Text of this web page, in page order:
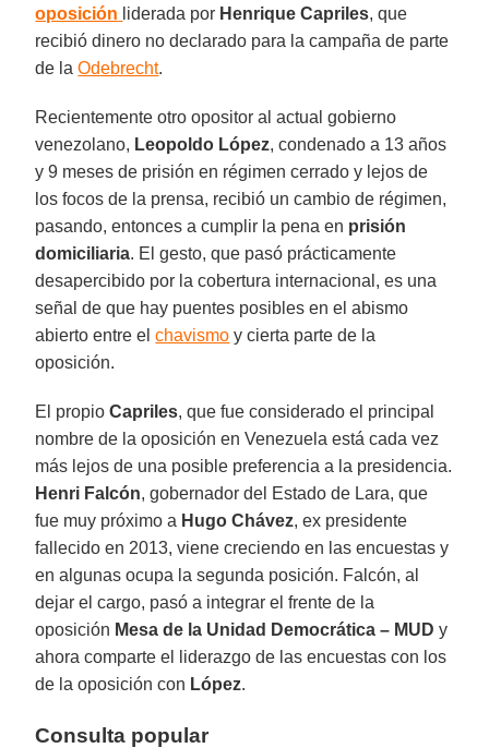
oposición liderada por Henrique Capriles, que
recibió dinero no declarado para la campaña de parte
de laOdebrecht.
Recientemente otro opositor al actual gobierno
venezolano, Leopoldo López, condenado a 13 años
y 9 meses de prisión en régimen cerrado y lejos de
los focos de la prensa, recibió un cambio de régimen,
pasando, entonces a cumplir la pena en prisión
domiciliaria. El gesto, que pasó prácticamente
desapercibido por la cobertura internacional, es una
señal de que hay puentes posibles en el abismo
abierto entre elchavismo y cierta parte de la
oposición.
El propioCapriles, que fue considerado el principal
nombre de la oposición en Venezuela está cada vez
más lejos de una posible preferencia a la presidencia.
Henri Falcón, gobernador del Estado de Lara, que
fue muy próximo a Hugo Chávez, ex presidente
fallecido en 2013, viene creciendo en las encuestas y
en algunas ocupa la segunda posición. Falcón, al
dejar el cargo, pasó a integrar el frente de la
oposición Mesa de la Unidad Democrática – MUD y
ahora comparte el liderazgo de las encuestas con los
de la oposición con López.
Consulta popular